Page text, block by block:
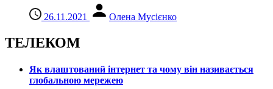
26.11.2021 Олена Мусієнко
ТЕЛЕКОМ
Як влаштований інтернет та чому він називається
глобальною мережею